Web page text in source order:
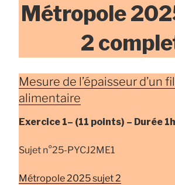
Métropole
2
Mesure de l’épaisseur d’un
alimentaire
Exercice 1– (11 points) – Durée
Sujet n°25-PYCJ2ME1
Métropole 2025 sujet 2